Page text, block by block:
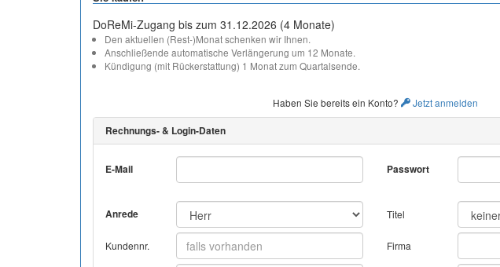
DoReMi-Zugang bis zum 31.12.2026 (4 Monate)
Den aktuellen (Rest-)Monat schenken wir Ihnen.
Anschließende automatische Verlängerung um 12 Monate.
Kündigung (mit Rückerstattung) 1 Monat zum Quartalsende.
Haben Sie bereits ein Konto? Jetzt anmelden
Rechnungs- & Login-Daten
E-Mail Passwort
Anrede Titel
Kundennr. Firma